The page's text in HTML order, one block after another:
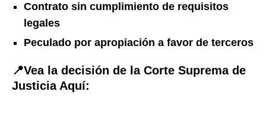
Contrato sin cumplimiento de requisitos
legales
Peculado por apropiación a favor de terceros
📍Vea la decisión de la Corte Suprema de
Justicia Aquí: